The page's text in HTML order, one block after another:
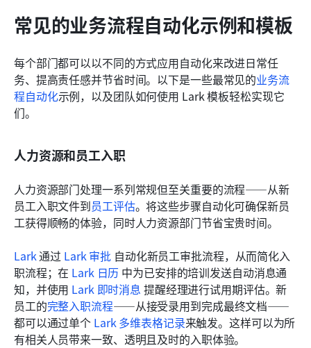
常见的业务流程自动化示例和模板
每个部门都可以以不同的方式应用自动化来改进日常任
务、提高责任感并节省时间。以下是一些最常见的业务流
程自动化示例，以及团队如何使用 Lark 模板轻松实现它
们。
人力资源和员工入职
人力资源部门处理一系列常规但至关重要的流程——从新
员工入职文件到员工评估。将这些步骤自动化可确保新员
工获得顺畅的体验，同时人力资源部门节省宝贵时间。
Lark 通过 Lark 审批 自动化新员工审批流程，从而简化入
职流程；在 Lark 日历 中为已安排的培训发送自动消息通
知，并使用 Lark 即时消息 提醒经理进行试用期评估。新
员工的完整入职流程——从接受录用到完成最终文档——
都可以通过单个 Lark 多维表格记录来触发。这样可以为所
有相关人员带来一致、透明且及时的入职体验。